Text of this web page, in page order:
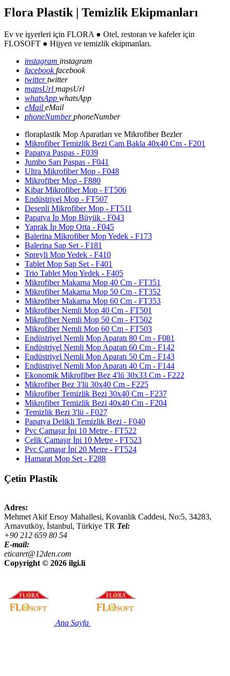
Flora Plastik | Temizlik Ekipmanları
Ev ve işyerleri için FLORA ● Otel, restoran ve kafeler için
FLOSOFT ● Hijyen ve temizlik ekipmanları.
instagram instagram
facebookfacebook
twittertwitter
mapsUrl mapsUrl
whatsApp whatsApp
eMail eMail
phoneNumberphoneNumber
floraplastik Mop Aparatları ve Mikrofiber Bezler
Mikrofiber Temizlik Bezi Cam Bakla 40x40 Cm - F201
Papatya Paspas - F039
Jumbo Sarı Paspas - F041
Ultra Mikrofiber Mop - F048
Mikrofiber Mop - F880
Kibar Mikrofiber Mop - FT506
Endüstriyel Mop - FT507
Desenli Mikrofiber Mop - FT511
Papatya İp Mop Büyük - F043
Yaprak İp Mop Orta - F045
Balerina Mikrofiber Mop Yedek - F173
Balerina Sap Set - F181
Spreyli Mop Yedek - F410
Tablet Mop Sap Set - F401
Trio Tablet Mop Yedek - F405
Mikrofiber Makarna Mop 40 Cm - FT351
Mikrofiber Makarna Mop 50 Cm - FT352
Mikrofiber Makarna Mop 60 Cm - FT353
Mikrofiber Nemli Mop 40 Cm - FT501
Mikrofiber Nemli Mop 50 Cm - FT502
Mikrofiber Nemli Mop 60 Cm - FT503
Endüstriyel Nemli Mop Aparatı 80 Cm - F081
Endüstriyel Nemli Mop Aparatı 60 Cm - F142
Endüstriyel Nemli Mop Aparatı 50 Cm - F143
Endüstriyel Nemli Mop Aparatı 40 Cm - F144
Ekonomik Mikrofiber Bez 4'lü 30x33 Cm - F222
Mikrofiber Bez 3'lü 30x40 Cm - F225
Mikrofiber Temizlik Bezi 30x40 Cm - F237
Mikrofiber Temizlik Bezi 40x40 Cm - F204
Temizlik Bezi 3'lü - F027
Papatya Delikli Temizlik Bezi - F040
Pvc Çamaşır İpi 10 Metre - FT522
Çelik Çamaşır İpi 10 Metre - FT523
Pvc Çamaşır İpi 20 Metre - FT524
Hamarat Mop Set - F288
Çetin Plastik
Adres:
Mehmet Akif Ersoy Mahallesi, Kovanlik Caddesi, No:5, 34283,
Arnavutköy, İstanbul, Türkiye TR Tel:
+90 212 659 80 54
E-mail:
eticaret@12den.com
Copyright © 2026 ilgi.li
Ana Sayfa